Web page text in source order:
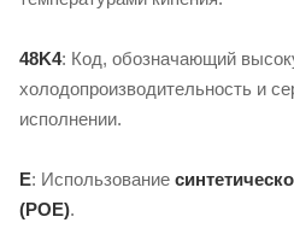
48K4: Код, обозначающий
холодопроизводительность и
исполнении.
E: Использование
(POE).